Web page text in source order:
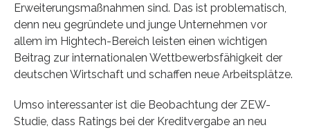
Erweiterungsmaßnahmen sind. Das ist problematisch,
denn neu gegründete und junge Unternehmen vor
allem im Hightech-Bereich leisten einen wichtigen
Beitrag zur internationalen Wettbewerbsfähigkeit der
deutschen Wirtschaft und schaffen neue Arbeitsplätze.
Umso interessanter ist die Beobachtung der ZEW-
Studie, dass Ratings bei der Kreditvergabe an neu